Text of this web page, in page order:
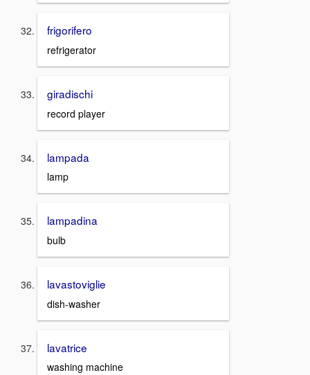
frigorifero
refrigerator
giradischi
record player
lampada
lamp
lampadina
bulb
lavastoviglie
dish-washer
lavatrice
washing machine